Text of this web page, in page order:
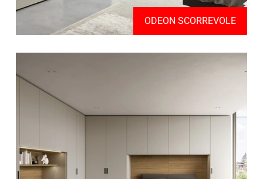
ODEON SCORREVOLE